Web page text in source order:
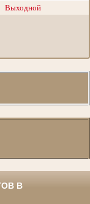
Выходной
В